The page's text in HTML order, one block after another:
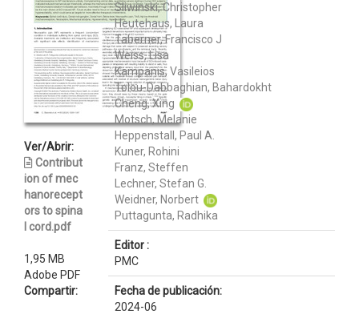
Ver/Abrir:
Contribut
ion of mec
hanorecept
ors to spina
l cord.pdf
1,95 MB
Adobe PDF
Compartir:
Sliwinski, Christopher
Heutehaus, Laura
Taberner, Francisco J
Weiss, Lisa
Kampanis, Vasileios
Tolou-Dabbaghian, Bahardokht
Cheng, Xing
Motsch, Melanie
Heppenstall, Paul A.
Kuner, Rohini
Franz, Steffen
Lechner, Stefan G.
Weidner, Norbert
Puttagunta, Radhika
Editor :
PMC
Fecha de publicación:
2024-06